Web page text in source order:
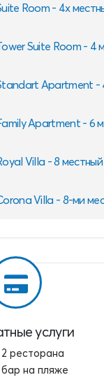
Room - 4х
Suite Room - 4
Apartment -
Apartment - 6
Villa - 8 местный
Villa - 8-ми
услуги
2 ресторана
бар на пляже